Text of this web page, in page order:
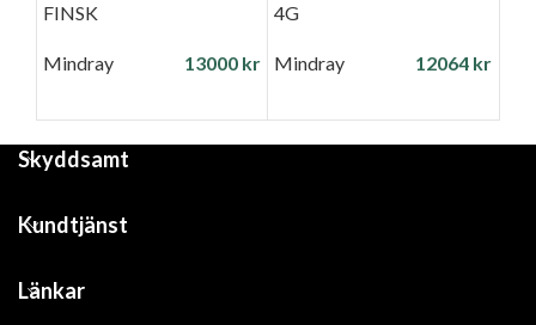
FINSK
Mindray 13000 kr
4G
Mindray 12064 kr
Skyddsamt
Kundtjänst
Länkar